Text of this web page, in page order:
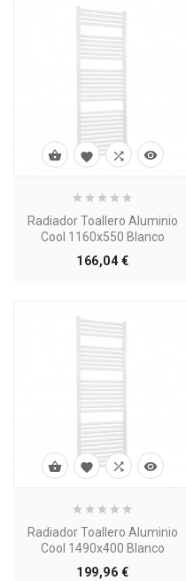
Radiador Toallero Aluminio
Cool 1160x550 Blanco
166,04 €Precio
   
Radiador Toallero Aluminio
Cool 1490x400 Blanco
199,96 €Precio
   